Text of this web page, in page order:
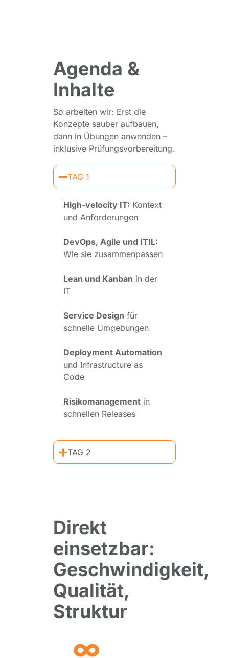
Agenda &
Inhalte
So arbeiten wir: Erst die
Konzepte sauber aufbauen,
dann in Übungen anwenden –
inklusive Prüfungsvorbereitung.
TAG 1
High-velocity IT: Kontext
und Anforderungen
DevOps, Agile und ITIL:
Wie sie zusammenpassen
Lean und Kanban in der
IT
Service Design für
schnelle Umgebungen
Deployment Automation
und Infrastructure as
Code
Risikomanagement in
schnellen Releases
TAG 2
Direkt
einsetzbar:
Geschwindigkeit,
Qualität,
Struktur